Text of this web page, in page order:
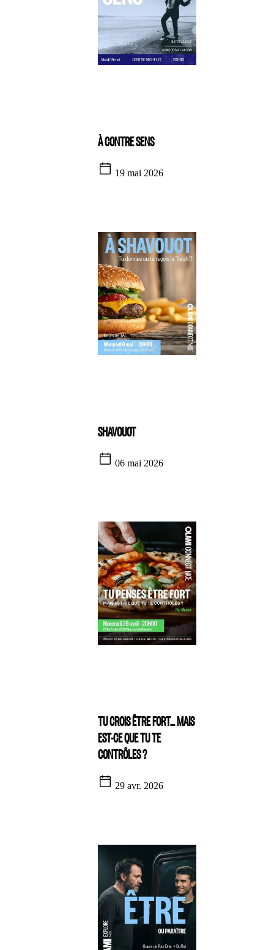
À CONTRE SENS
19 mai 2026
SHAVOUOT
06 mai 2026
TU CROIS ÊTRE FORT… MAIS
EST-CE QUE TU TE
CONTRÔLES ?
29 avr. 2026